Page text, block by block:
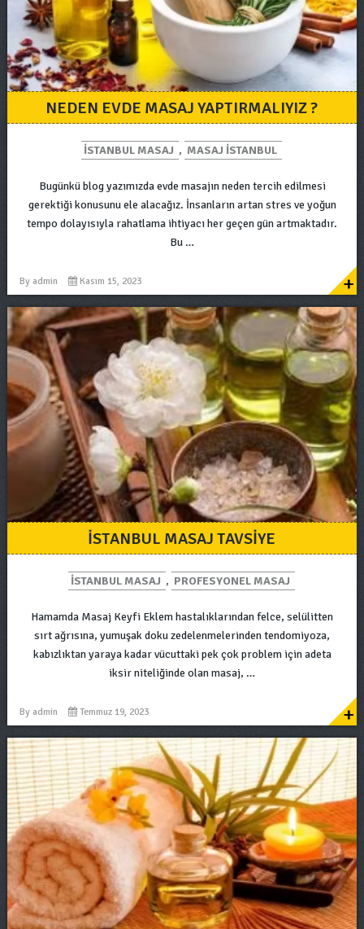
NEDEN EVDE MASAJ YAPTIRMALIYIZ ?
ISTANBUL MASAJ , MASAJ ISTANBUL
Bugünkü blog yazımızda evde masajın neden tercih edilmesi
gerektiği konusunu ele alacağız. İnsanların artan stres ve yoğun
tempo dolayısıyla rahatlama ihtiyacı her geçen gün artmaktadır.
Bu …
By admin Kasım 15, 2023 +
ISTANBUL MASAJ TAVSIYE
ISTANBUL MASAJ , PROFESYONEL MASAJ
Hamamda Masaj Keyfi Eklem hastalıklarından felce, selülitten
sırt ağrısına, yumuşak doku zedelenmelerinden tendomiyoza,
kabızlıktan yaraya kadar vücuttaki pek çok problem için adeta
iksir niteliğinde olan masaj, …
By admin Temmuz 19, 2023 +